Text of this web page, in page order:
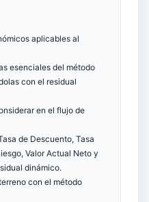
aplicables al
esenciales del método
con el residual
en el flujo de
de Descuento, Tasa
Valor Actual Neto y
dinámico.
con el método